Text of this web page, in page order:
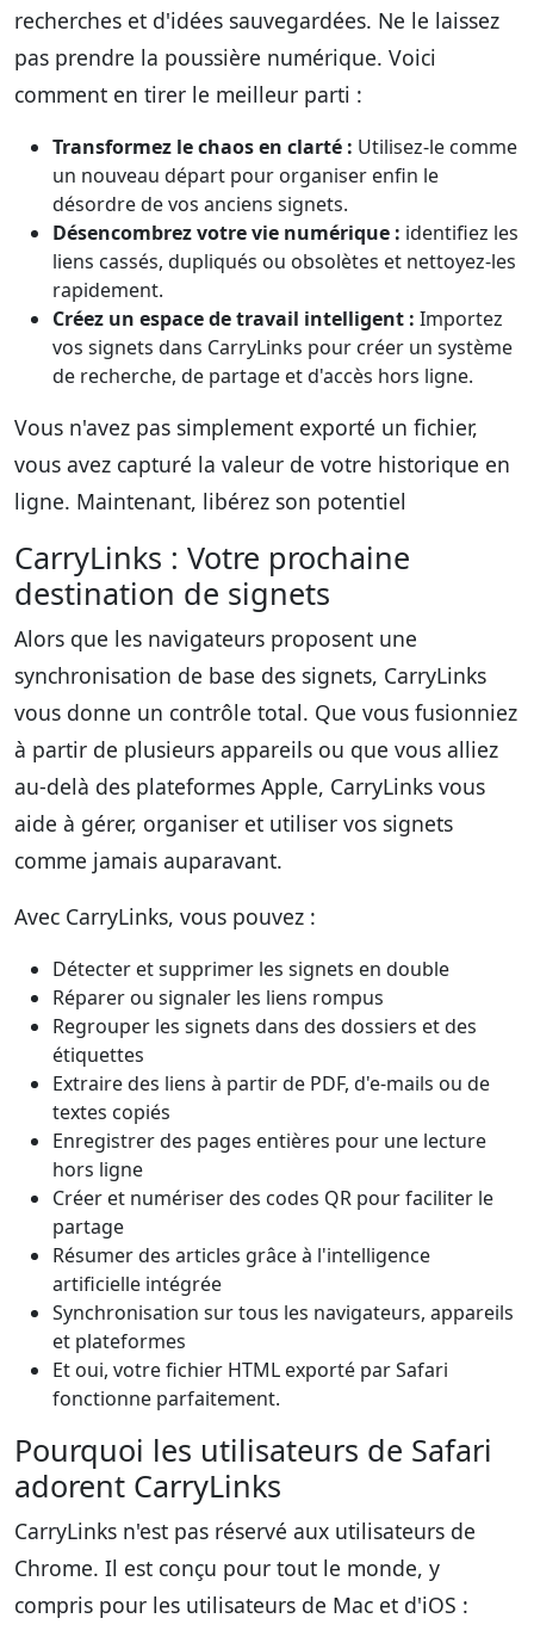
recherches et d'idées sauvegardées. Ne le laissez
pas prendre la poussière numérique. Voici
comment en tirer le meilleur parti :
Transformez le chaos en clarté : Utilisez-le comme
un nouveau départ pour organiser enfin le
désordre de vos anciens signets.
Désencombrez votre vie numérique : identifiez les
liens cassés, dupliqués ou obsolètes et nettoyez-les
rapidement.
Créez un espace de travail intelligent : Importez
vos signets dans CarryLinks pour créer un système
de recherche, de partage et d'accès hors ligne.
Vous n'avez pas simplement exporté un fichier,
vous avez capturé la valeur de votre historique en
ligne. Maintenant, libérez son potentiel
CarryLinks : Votre prochaine
destination de signets
Alors que les navigateurs proposent une
synchronisation de base des signets, CarryLinks
vous donne un contrôle total. Que vous fusionniez
à partir de plusieurs appareils ou que vous alliez
au-delà des plateformes Apple, CarryLinks vous
aide à gérer, organiser et utiliser vos signets
comme jamais auparavant.
Avec CarryLinks, vous pouvez :
Détecter et supprimer les signets en double
Réparer ou signaler les liens rompus
Regrouper les signets dans des dossiers et des
étiquettes
Extraire des liens à partir de PDF, d'e-mails ou de
textes copiés
Enregistrer des pages entières pour une lecture
hors ligne
Créer et numériser des codes QR pour faciliter le
partage
Résumer des articles grâce à l'intelligence
artificielle intégrée
Synchronisation sur tous les navigateurs, appareils
et plateformes
Et oui, votre fichier HTML exporté par Safari
fonctionne parfaitement.
Pourquoi les utilisateurs de Safari
adorent CarryLinks
CarryLinks n'est pas réservé aux utilisateurs de
Chrome. Il est conçu pour tout le monde, y
compris pour les utilisateurs de Mac et d'iOS :